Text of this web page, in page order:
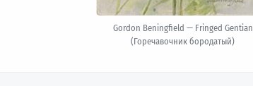
Gordon Beningfield — Fringed Gentian
(Горечавочник бородатый)